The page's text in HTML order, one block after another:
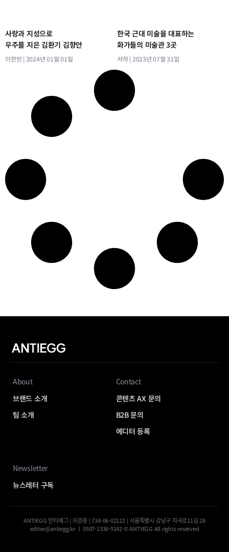
사랑과 지성으로
우주를 지은 김환기 김향안
이한빈 2024년 01월 01일
한국 근대 미술을 대표하는
화가들의 미술관 3곳
서하 2023년 07월 31일
About
브랜드 소개
팀 소개
Contact
콘텐츠 AX 문의
B2B 문의
에디터 등록
Newsletter
뉴스레터 구독
ANTIEGG 안티에그 | 이준용 | 734-06-02122 | 서울특별시 강남구 자곡로11길 28
editor@antiegg.kr ㅣ 0507-1336-9142 © ANTIEGG All rights reserved